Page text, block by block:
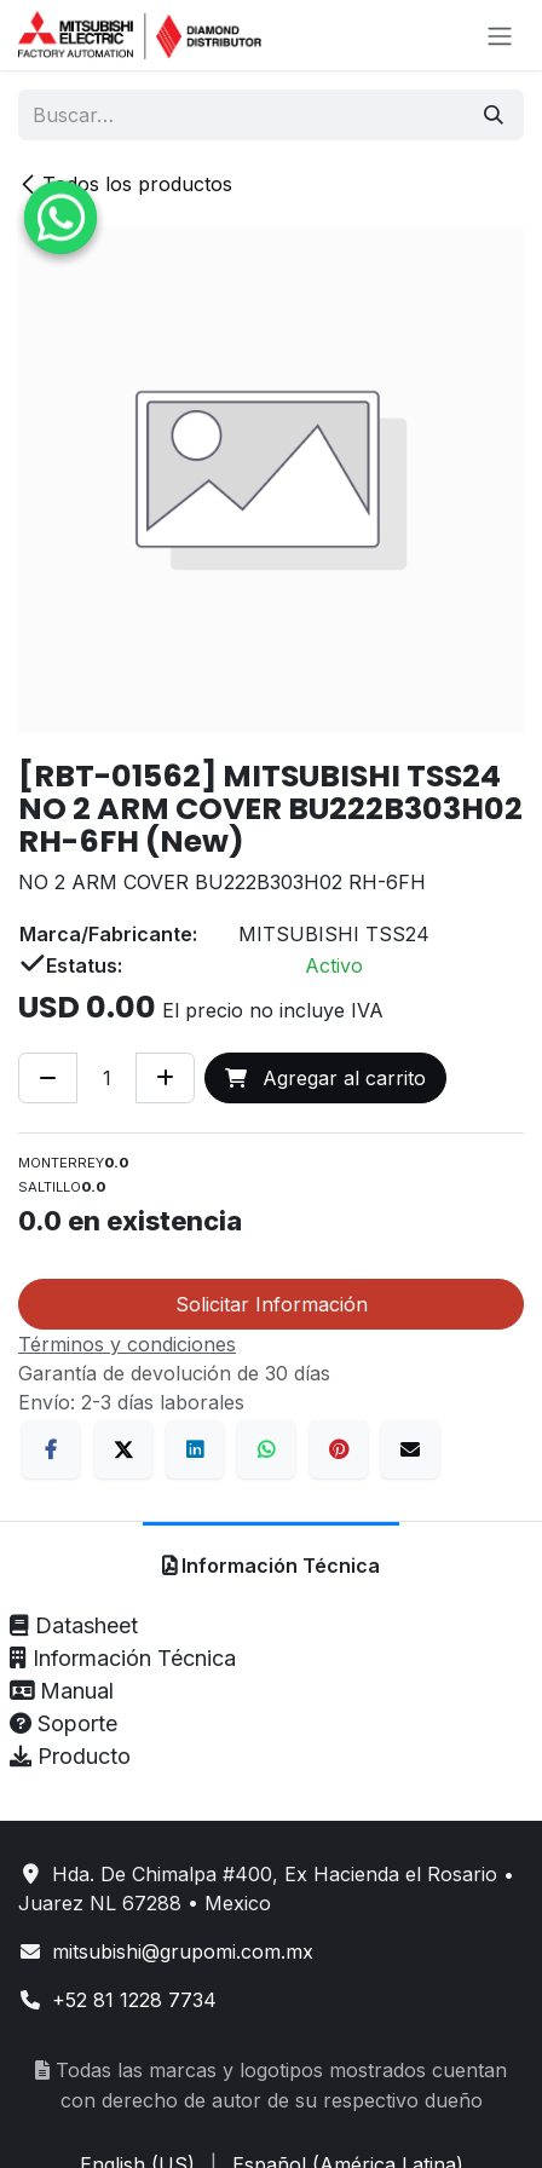
Ir al contenido
Todos los productos
[RBT-01562] MITSUBISHI TSS24
NO 2 ARM COVER BU222B303H02
RH-6FH (New)
NO 2 ARM COVER BU222B303H02 RH-6FH
Marca/Fabricante:
MITSUBISHI TSS24
Estatus:
Activo
USD 0.00 El precio no incluye IVA
Agregar al carrito
MONTERREY0.0
SALTILLO0.0
0.0 en existencia
Solicitar Información
Términos y condiciones
Garantía de devolución de 30 días
Envío: 2-3 días laborales
Información Técnica
Datasheet
Información Técnica
Manual
Soporte
Producto
Hda. De Chimalpa #400, Ex Hacienda el Rosario •
Juarez NL 67288 • Mexico
mitsubishi@grupomi.com.mx
+52 81 1228 7734
Todas las marcas y logotipos mostrados cuentan
con derecho de autor de su respectivo dueño